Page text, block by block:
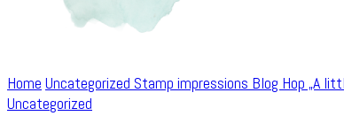
Home Uncategorized Stamp impressions Blog Hop „A
Uncategorized